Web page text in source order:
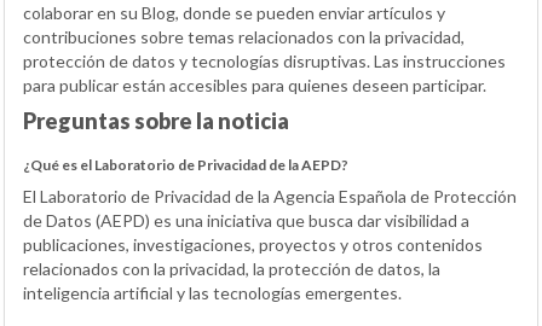
colaborar en su Blog, donde se pueden enviar artículos y
contribuciones sobre temas relacionados con la privacidad,
protección de datos y tecnologías disruptivas. Las instrucciones
para publicar están accesibles para quienes deseen participar.
Preguntas sobre la noticia
¿Qué es el Laboratorio de Privacidad de la AEPD?
El Laboratorio de Privacidad de la Agencia Española de Protección
de Datos (AEPD) es una iniciativa que busca dar visibilidad a
publicaciones, investigaciones, proyectos y otros contenidos
relacionados con la privacidad, la protección de datos, la
inteligencia artificial y las tecnologías emergentes.